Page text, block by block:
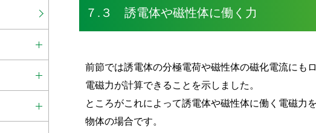
７.３ 誘電体や磁性体に働く力
前節では誘電体の分極電荷や磁性体の磁化電流にも
電磁力が計算できることを示しました。
ところがこれによって誘電体や磁性体に働く電磁力
物体の場合です。